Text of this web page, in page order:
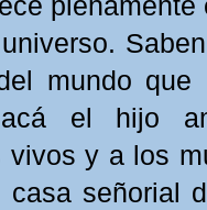
plenamente
mundo
acá el hijo
vivos y a los
casa señorial